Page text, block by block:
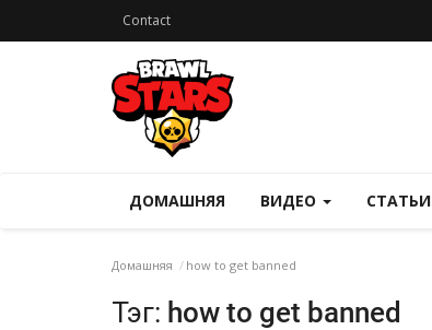
Contact
ДОМАШНЯЯ ВИДЕО СТАТЬИ
Домашняя how to get banned
Тэг: how to get banned